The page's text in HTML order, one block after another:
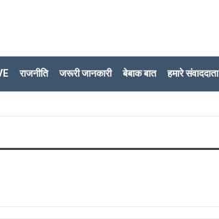
राजनीति जरूरी जानकारी बेबाक बात हमारे संवाददाता